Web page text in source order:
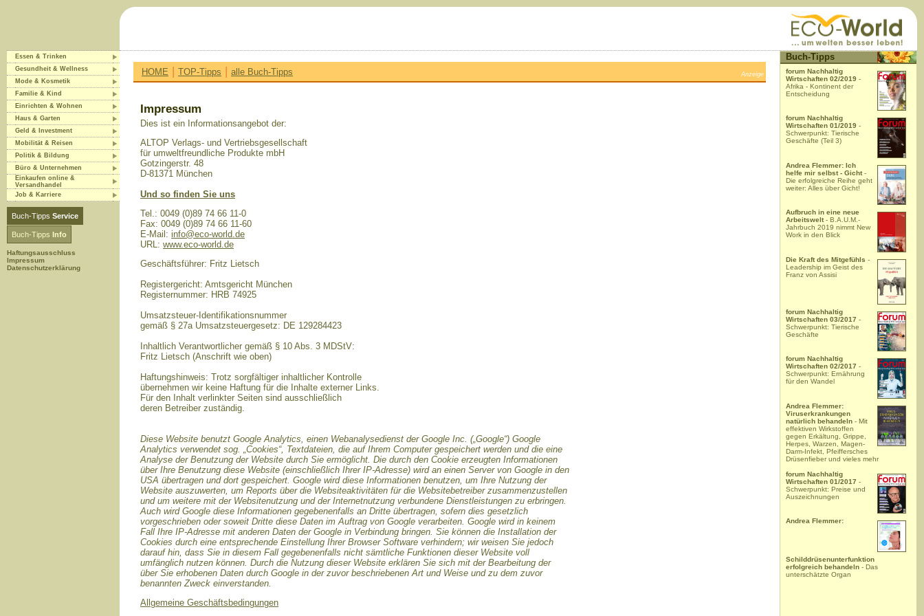
Essen & Trinken
Gesundheit & Wellness
Mode & Kosmetik
Familie & Kind
Einrichten & Wohnen
Haus & Garten
Geld & Investment
Mobilität & Reisen
Politik & Bildung
Büro & Unternehmen
Einkaufen online &
Versandhandel
Job & Karriere
Buch-Tipps Service
Buch-Tipps Info
Haftungsausschluss
Impressum
Datenschutzerklärung
HOME | TOP-Tipps | alle Buch-Tipps Anzeige
Impressum
Dies ist ein Informationsangebot der:
ALTOP Verlags- und Vertriebsgesellschaft
für umweltfreundliche Produkte mbH
Gotzingerstr. 48
D-81371 München
Und so finden Sie uns
Tel.: 0049 (0)89 74 66 11-0
Fax: 0049 (0)89 74 66 11-60
E-Mail: info@eco-world.de
URL: www.eco-world.de
Geschäftsführer: Fritz Lietsch
Registergericht: Amtsgericht München
Registernummer: HRB 74925
Umsatzsteuer-Identifikationsnummer
gemäß § 27a Umsatzsteuergesetz: DE 129284423
Inhaltlich Verantwortlicher gemäß § 10 Abs. 3 MDStV:
Fritz Lietsch (Anschrift wie oben)
Haftungshinweis: Trotz sorgfältiger inhaltlicher Kontrolle
übernehmen wir keine Haftung für die Inhalte externer Links.
Für den Inhalt verlinkter Seiten sind ausschließlich
deren Betreiber zuständig.
Diese Website benutzt Google Analytics, einen Webanalysedienst der Google Inc. („Google“) Google
Analytics verwendet sog. „Cookies“, Textdateien, die auf Ihrem Computer gespeichert werden und die eine
Analyse der Benutzung der Website durch Sie ermöglicht. Die durch den Cookie erzeugten Informationen
über Ihre Benutzung diese Website (einschließlich Ihrer IP-Adresse) wird an einen Server von Google in den
USA übertragen und dort gespeichert. Google wird diese Informationen benutzen, um Ihre Nutzung der
Website auszuwerten, um Reports über die Websiteaktivitäten für die Websitebetreiber zusammenzustellen
und um weitere mit der Websitenutzung und der Internetnutzung verbundene Dienstleistungen zu erbringen.
Auch wird Google diese Informationen gegebenenfalls an Dritte übertragen, sofern dies gesetzlich
vorgeschrieben oder soweit Dritte diese Daten im Auftrag von Google verarbeiten. Google wird in keinem
Fall Ihre IP-Adresse mit anderen Daten der Google in Verbindung bringen. Sie können die Installation der
Cookies durch eine entsprechende Einstellung Ihrer Browser Software verhindern; wir weisen Sie jedoch
darauf hin, dass Sie in diesem Fall gegebenenfalls nicht sämtliche Funktionen dieser Website voll
umfänglich nutzen können. Durch die Nutzung dieser Website erklären Sie sich mit der Bearbeitung der
über Sie erhobenen Daten durch Google in der zuvor beschriebenen Art und Weise und zu dem zuvor
benannten Zweck einverstanden.
Allgemeine Geschäftsbedingungen
Buch-Tipps
forum Nachhaltig
Wirtschaften 02/2019 -
Afrika - Kontinent der
Entscheidung
forum Nachhaltig
Wirtschaften 01/2019 -
Schwerpunkt: Tierische
Geschäfte (Teil 3)
Andrea Flemmer: Ich
helfe mir selbst - Gicht -
Die erfolgreiche Reihe geht
weiter: Alles über Gicht!
Aufbruch in eine neue
Arbeitswelt - B.A.U.M.-
Jahrbuch 2019 nimmt New
Work in den Blick
Die Kraft des Mitgefühls -
Leadership im Geist des
Franz von Assisi
forum Nachhaltig
Wirtschaften 03/2017 -
Schwerpunkt: Tierische
Geschäfte
forum Nachhaltig
Wirtschaften 02/2017 -
Schwerpunkt: Ernährung
für den Wandel
Andrea Flemmer:
Viruserkrankungen
natürlich behandeln - Mit
effektiven Wirkstoffen
gegen Erkältung, Grippe,
Herpes, Warzen, Magen-
Darm-Infekt, Pfeiffersches
Drüsenfieber und vieles mehr
forum Nachhaltig
Wirtschaften 01/2017 -
Schwerpunkt: Preise und
Auszeichnungen
Andrea Flemmer:
Schilddrüsenunterfunktion
erfolgreich behandeln - Das
unterschätzte Organ